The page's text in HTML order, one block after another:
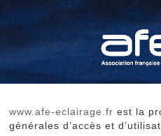
www.afe-eclairage.fr est la
générales d’accès et